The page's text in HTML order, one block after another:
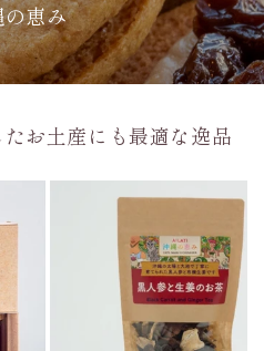
恵み
お土産にも最適な逸品